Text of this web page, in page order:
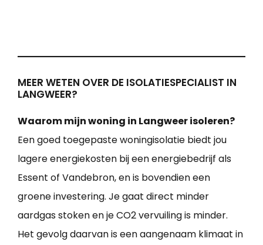
MEER WETEN OVER DE ISOLATIESPECIALIST IN
LANGWEER?
Waarom mijn woning in Langweer isoleren?
Een goed toegepaste woningisolatie biedt jou
lagere energiekosten bij een energiebedrijf als
Essent of Vandebron, en is bovendien een
groene investering. Je gaat direct minder
aardgas stoken en je CO2 vervuiling is minder.
Het gevolg daarvan is een aangenaam klimaat in